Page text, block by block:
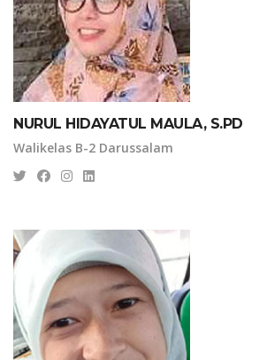
NURUL HIDAYATUL MAULA, S.PD
Walikelas B-2 Darussalam